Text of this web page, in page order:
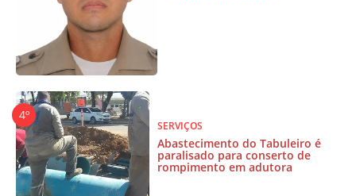
SERVIÇOS
Abastecimento do Tabuleiro é
paralisado para conserto de
rompimento em adutora